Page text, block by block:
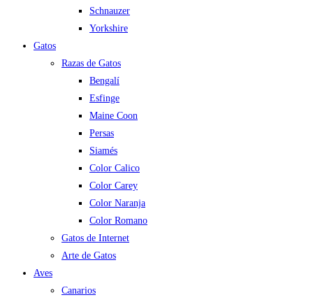
Schnauzer
Yorkshire
Gatos
Razas de Gatos
Bengalí
Esfinge
Maine Coon
Persas
Siamés
Color Calico
Color Carey
Color Naranja
Color Romano
Gatos de Internet
Arte de Gatos
Aves
Canarios